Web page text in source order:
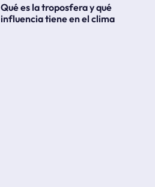
Qué es la troposfera y qué
influencia tiene en el clima